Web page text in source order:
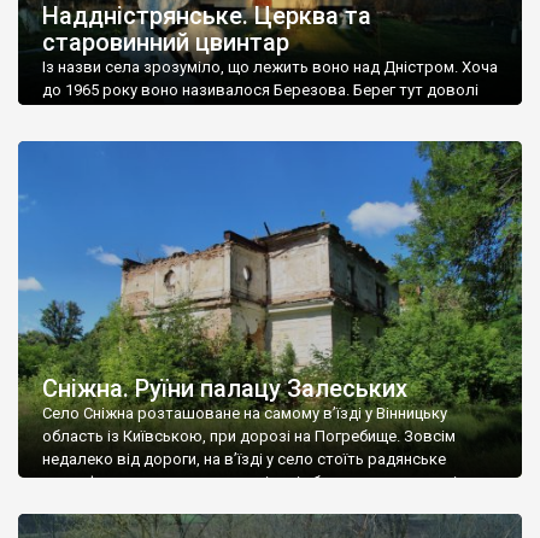
Наддністрянське. Церква та
старовинний цвинтар
Із назви села зрозуміло, що лежить воно над Дністром. Хоча
до 1965 року воно називалося Березова. Берег тут доволі
Наддністрянське відрізняється від більшості навколишніх
сіл. У селі є мурована Михайлівська церква. Точної дати […]
Сніжна. Руїни палацу Залеських
Село Сніжна розташоване на самому в’їзді у Вінницьку
область із Київською, при дорозі на Погребище. Зовсім
недалеко від дороги, на в’їзді у село стоїть радянське
рельєфне пано, яке показує жінку і яблуню, а трохи далі, десь
не видно, але видно дві стареньких колії у траві – […]